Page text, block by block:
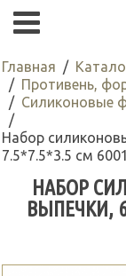
Главная
Противень,
Силиконовые
Набор
7.5*7.5*3.5 см
НАБОР
ВЫПЕЧКИ, 6